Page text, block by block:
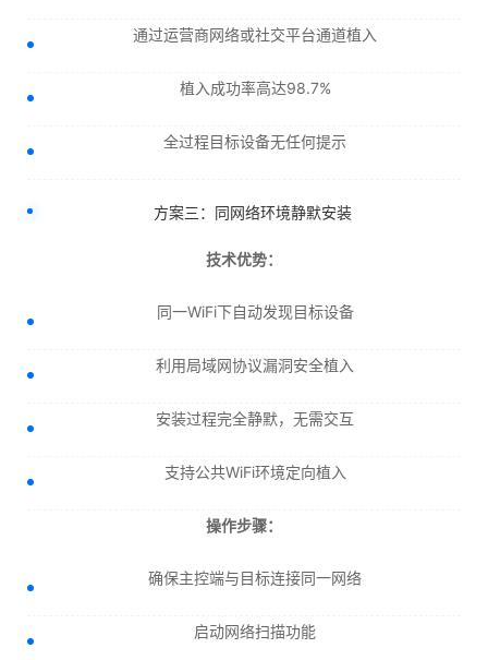
通过运营商网络或社交平台通道植入
植入成功率高达98.7%
全过程目标设备无任何提示
方案三：同网络环境静默安装
技术优势：
同一WiFi下自动发现目标设备
利用局域网协议漏洞安全植入
安装过程完全静默，无需交互
支持公共WiFi环境定向植入
操作步骤：
确保主控端与目标连接同一网络
启动网络扫描功能